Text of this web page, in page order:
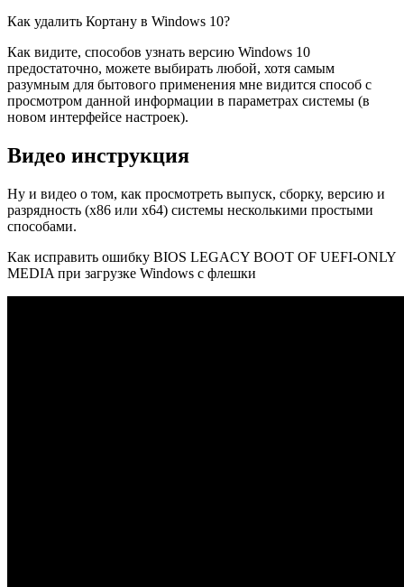
Как удалить Кортану в Windows 10?
Как видите, способов узнать версию Windows 10
предостаточно, можете выбирать любой, хотя самым
разумным для бытового применения мне видится способ с
просмотром данной информации в параметрах системы (в
новом интерфейсе настроек).
Видео инструкция
Ну и видео о том, как просмотреть выпуск, сборку, версию и
разрядность (x86 или x64) системы несколькими простыми
способами.
Как исправить ошибку BIOS LEGACY BOOT OF UEFI-ONLY
MEDIA при загрузке Windows с флешки